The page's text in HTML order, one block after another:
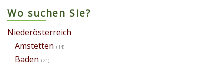
Wo suchen Sie?
Niederösterreich
Amstetten (14)
Baden (21)